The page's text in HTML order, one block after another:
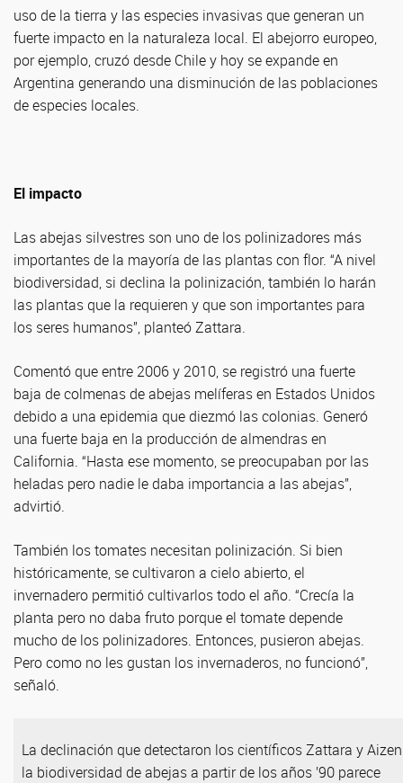
uso de la tierra y las especies invasivas que generan un
fuerte impacto en la naturaleza local. El abejorro europeo,
por ejemplo, cruzó desde Chile y hoy se expande en
Argentina generando una disminución de las poblaciones
de especies locales.
El impacto
Las abejas silvestres son uno de los polinizadores más
importantes de la mayoría de las plantas con flor. “A nivel
biodiversidad, si declina la polinización, también lo harán
las plantas que la requieren y que son importantes para
los seres humanos”, planteó Zattara.
Comentó que entre 2006 y 2010, se registró una fuerte
baja de colmenas de abejas melíferas en Estados Unidos
debido a una epidemia que diezmó las colonias. Generó
una fuerte baja en la producción de almendras en
California. “Hasta ese momento, se preocupaban por las
heladas pero nadie le daba importancia a las abejas”,
advirtió.
También los tomates necesitan polinización. Si bien
históricamente, se cultivaron a cielo abierto, el
invernadero permitió cultivarlos todo el año. “Crecía la
planta pero no daba fruto porque el tomate depende
mucho de los polinizadores. Entonces, pusieron abejas.
Pero como no les gustan los invernaderos, no funcionó”,
señaló.
La declinación que detectaron los científicos Zattara y
la biodiversidad de abejas a partir de los años ’90 parece